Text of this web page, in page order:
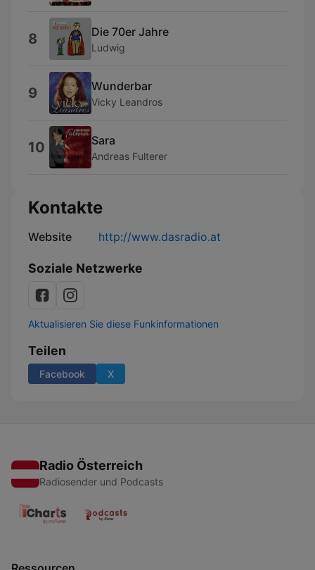
8 Die 70er Jahre
Ludwig
9 Wunderbar
Vicky Leandros
10 Sara
Andreas Fulterer
Kontakte
Website http://www.dasradio.at
Soziale Netzwerke
Aktualisieren Sie diese Funkinformationen
Teilen
Facebook X
Radio Österreich
Radiosender und Podcasts